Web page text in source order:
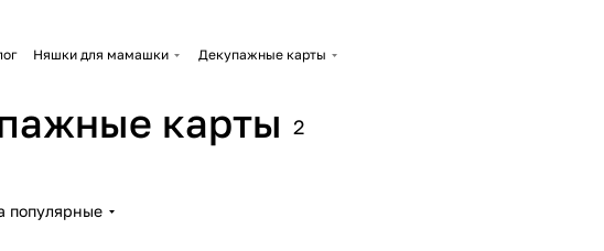
Няшки для мамашки Декупажные карты
карты 2
популярные